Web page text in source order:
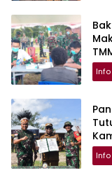
Info
Info